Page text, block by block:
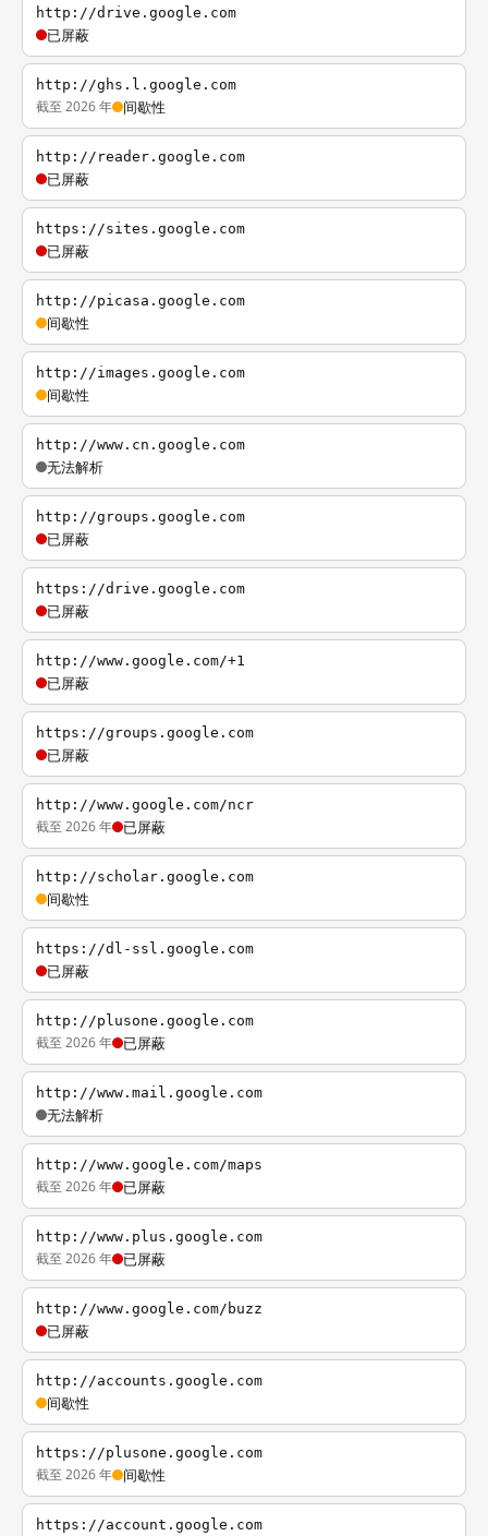
http://drive.google.com
已屏蔽
http://ghs.l.google.com
截至 2026 年 间歇性
http://reader.google.com
已屏蔽
https://sites.google.com
已屏蔽
http://picasa.google.com
间歇性
http://images.google.com
间歇性
http://www.cn.google.com
无法解析
http://groups.google.com
已屏蔽
https://drive.google.com
已屏蔽
http://www.google.com/+1
已屏蔽
https://groups.google.com
已屏蔽
http://www.google.com/ncr
截至 2026 年 已屏蔽
http://scholar.google.com
间歇性
https://dl-ssl.google.com
已屏蔽
http://plusone.google.com
截至 2026 年 已屏蔽
http://www.mail.google.com
无法解析
http://www.google.com/maps
截至 2026 年 已屏蔽
http://www.plus.google.com
截至 2026 年 已屏蔽
http://www.google.com/buzz
已屏蔽
http://accounts.google.com
间歇性
https://plusone.google.com
截至 2026 年 间歇性
https://account.google.com